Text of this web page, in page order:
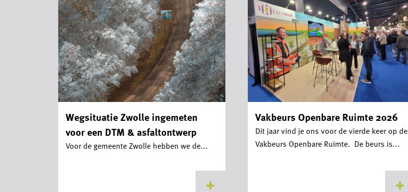
Wegsituatie Zwolle ingemeten
voor een DTM & asfaltontwerp
Voor de gemeente Zwolle hebben we de...
Vakbeurs Openbare Ruimte 2026
Dit jaar vind je ons voor de vierde keer op de
Vakbeurs Openbare Ruimte. De beurs is...